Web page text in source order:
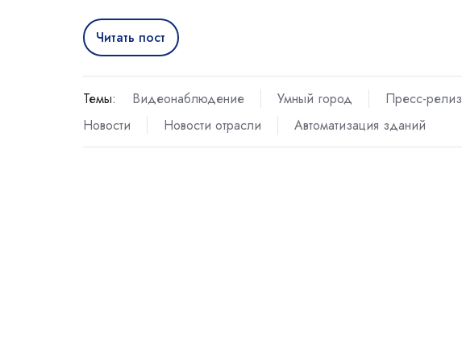
Читать пост
Темы: Видеонаблюдение Умный город Пресс-релиз
Новости
Новости отрасли Автоматизация зданий